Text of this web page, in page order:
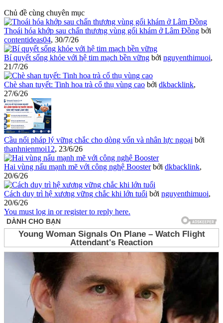
Chủ đề cùng chuyên mục
Thoái hóa khớp sau chấn thương vùng gối khám ở Lâm Đồng bởi
contentideas04, 30/7/26
Bí quyết sống khỏe với hệ tim mạch bền vững bởi nguyenthimuoi,
21/7/26
Chè shan tuyết: Tinh hoa trà cổ thụ vùng cao bởi dkbacklink,
27/6/26
Cầu nối pháp lý vững chắc cho dòng vốn và nhân lực ngoại bởi
thanhnienmoi12, 23/6/26
Hai vùng nấu mạnh mẽ với công nghệ Booster bởi dkbacklink,
20/6/26
Cách duy trì hệ xương vững chắc khi lớn tuổi bởi nguyenthimuoi,
20/6/26
You must log in or register to reply here.